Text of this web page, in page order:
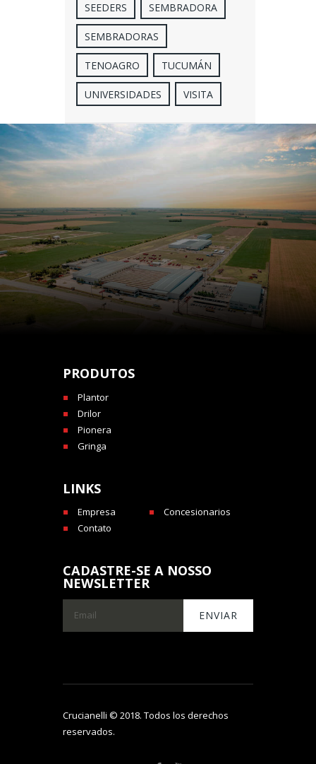
SEEDERS SEMBRADORA
SEMBRADORAS
TENOAGRO TUCUMÁN
UNIVERSIDADES VISITA
PRODUTOS
Plantor
Drilor
Pionera
Gringa
LINKS
Empresa
Concesionarios
Contato
CADASTRE-SE A NOSSO
NEWSLETTER
Crucianelli © 2018. Todos los derechos
reservados.